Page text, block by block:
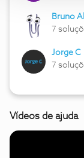
Bruno
7
Jorge C
7
Vídeos de ajuda